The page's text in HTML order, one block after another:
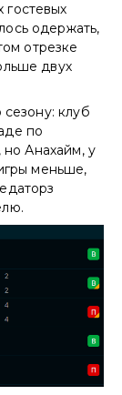
одержать,
отрезке
двух
сезону: клуб
по
но Анахайм, у
меньше,